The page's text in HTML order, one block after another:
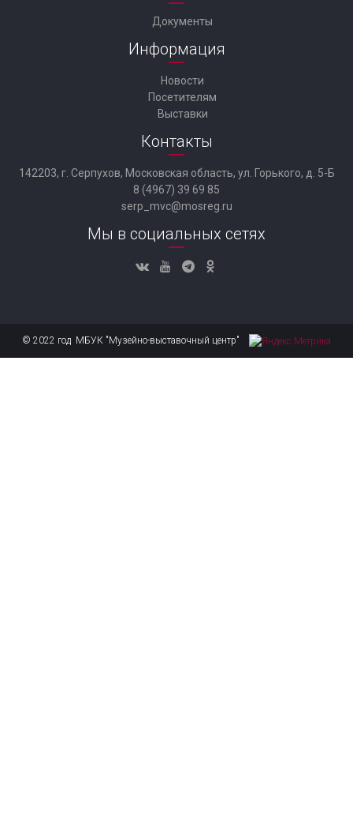
Документы
Информация
Новости
Посетителям
Выставки
Контакты
142203, г. Серпухов, Московская область, ул. Горького, д. 5-Б
8 (4967) 39 69 85
serp_mvc@mosreg.ru
Мы в социальных сетях
© 2022 год МБУК "Музейно-выставочный центр"